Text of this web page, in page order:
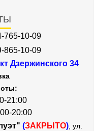
765-10-09
865-10-09
Дзержинского 34
21:00
20:00
(ЗАКРЫТО), ул.